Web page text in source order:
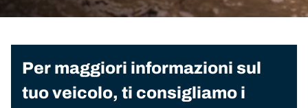
Per maggiori informazioni sul
tuo veicolo, ti consigliamo i